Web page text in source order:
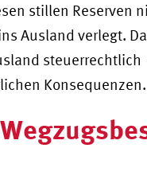
stillen Reserven
Ausland verlegt.
Konsequenzen.